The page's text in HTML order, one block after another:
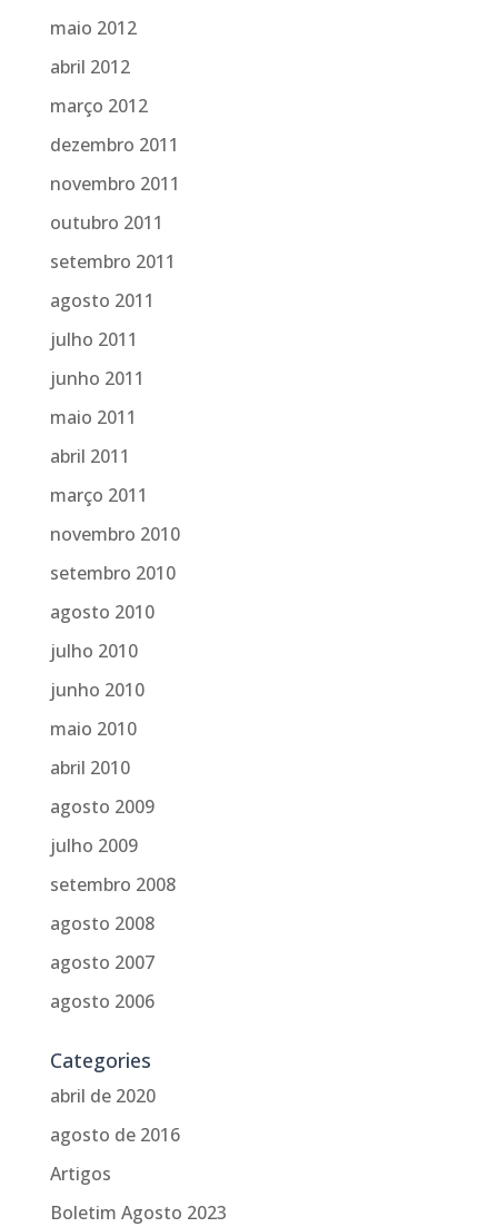
maio 2012
abril 2012
março 2012
dezembro 2011
novembro 2011
outubro 2011
setembro 2011
agosto 2011
julho 2011
junho 2011
maio 2011
abril 2011
março 2011
novembro 2010
setembro 2010
agosto 2010
julho 2010
junho 2010
maio 2010
abril 2010
agosto 2009
julho 2009
setembro 2008
agosto 2008
agosto 2007
agosto 2006
Categories
abril de 2020
agosto de 2016
Artigos
Boletim Agosto 2023